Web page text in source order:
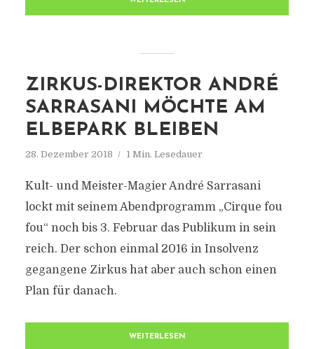
ZIRKUS-DIREKTOR ANDRÉ
SARRASANI MÖCHTE AM
ELBEPARK BLEIBEN
28. Dezember 2018 1 Min. Lesedauer
Kult- und Meister-Magier André Sarrasani
lockt mit seinem Abendprogramm „Cirque fou
fou“ noch bis 3. Februar das Publikum in sein
reich. Der schon einmal 2016 in Insolvenz
gegangene Zirkus hat aber auch schon einen
Plan für danach.
WEITERLESEN